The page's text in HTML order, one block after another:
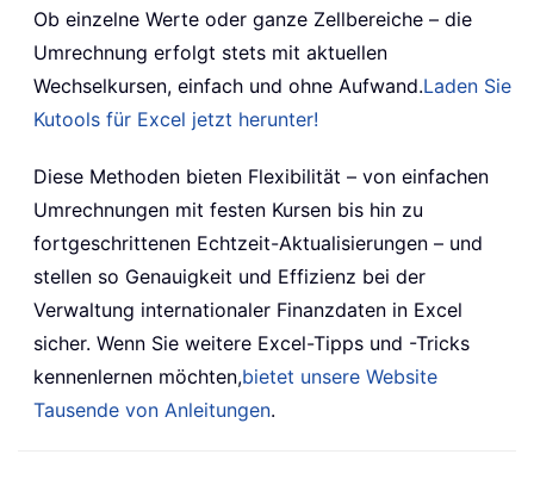
Ob einzelne Werte oder ganze Zellbereiche – die
Umrechnung erfolgt stets mit aktuellen
Wechselkursen, einfach und ohne Aufwand.Laden Sie
Kutools für Excel jetzt herunter!
Diese Methoden bieten Flexibilität – von einfachen
Umrechnungen mit festen Kursen bis hin zu
fortgeschrittenen Echtzeit-Aktualisierungen – und
stellen so Genauigkeit und Effizienz bei der
Verwaltung internationaler Finanzdaten in Excel
sicher. Wenn Sie weitere Excel-Tipps und -Tricks
kennenlernen möchten,bietet unsere Website
Tausende von Anleitungen.